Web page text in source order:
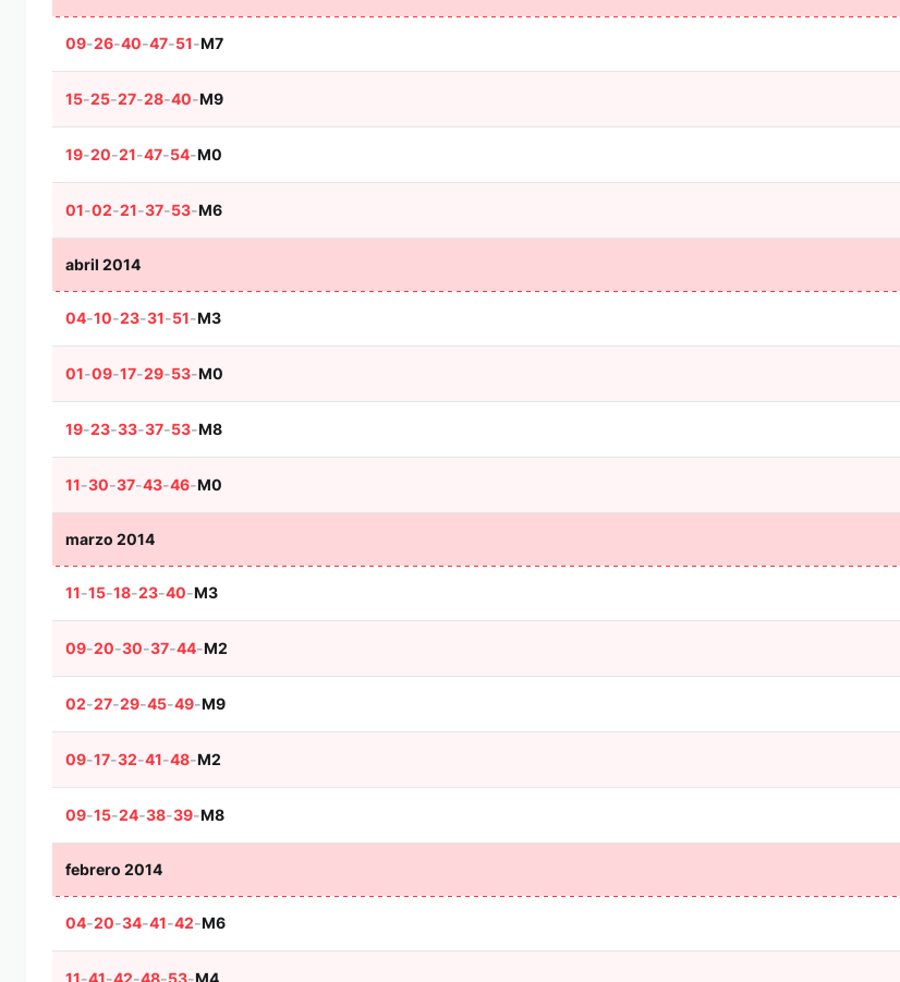
09-26-40-47-51-M7
15-25-27-28-40-M9
19-20-21-47-54-M0
01-02-21-37-53-M6
abril 2014
04-10-23-31-51-M3
01-09-17-29-53-M0
19-23-33-37-53-M8
11-30-37-43-46-M0
marzo 2014
11-15-18-23-40-M3
09-20-30-37-44-M2
02-27-29-45-49-M9
09-17-32-41-48-M2
09-15-24-38-39-M8
febrero 2014
04-20-34-41-42-M6
11-41-42-48-53-M4